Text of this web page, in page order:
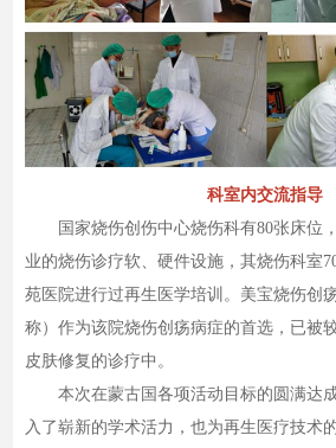
科室内交流指导
国家烧伤创伤中心烧伤科有80张床位
业的烧伤诊疗软、硬件设施，其烧伤科室
苑医院进行过再生医学培训。美宝烧伤创
称）作为该院烧伤创疡病症的首选，已被
皮肤修复的诊疗中。
本次在蒙古国各项活动目标的圆满达
入了崭新的学术活力，也为再生医疗技术